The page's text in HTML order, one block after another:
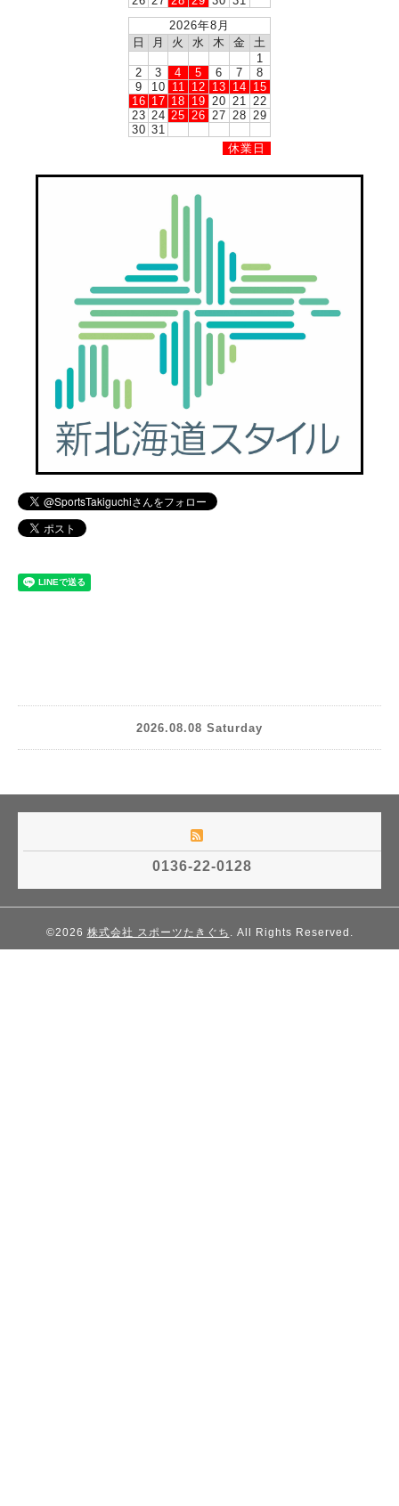
2026年8月
日
月 火 水 木 金
土
1
2
3 4 5 6 7
8
9
10 11 12 13 14 15
16 17 18 19 20 21
22
23 24 25 26 27 28 29
30 31
休業日
2026.08.08 Saturday
0136-22-0128
©2026 株式会社 スポーツたきぐち . All Rights Reserved.